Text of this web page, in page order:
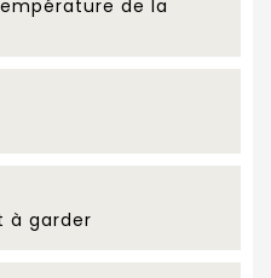
de la
à garder